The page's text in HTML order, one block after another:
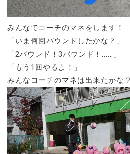
みんなでコーチのマネをします！
「いま何回バウンドしたかな？」
「2バウンド！3バウンド！......」
「もう1回やるよ！」
みんなコーチのマネは出来たかな？